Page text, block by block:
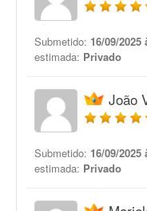
Submetido: 16/09/2025
estimada: Privado
João
Submetido: 16/09/2025
estimada: Privado